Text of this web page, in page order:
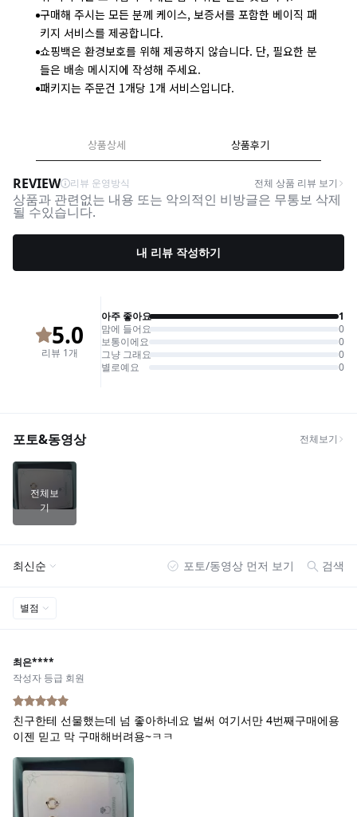
구매해 주시는 모든 분께 케이스, 보증서를 포함한 베이직 패
키지 서비스를 제공합니다.
쇼핑백은 환경보호를 위해 제공하지 않습니다. 단, 필요한 분
들은 배송 메시지에 작성해 주세요.
패키지는 주문건 1개당 1개 서비스입니다.
상품상세 상품후기